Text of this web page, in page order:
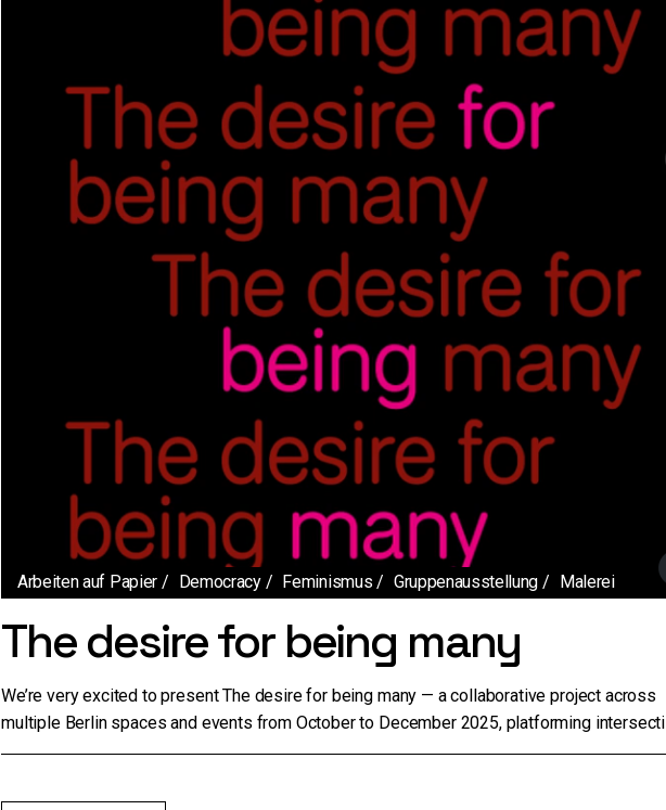
Arbeiten auf Papier Democracy Feminismus Gruppenausstellung Malerei
The desire for being many
We’re very excited to present The desire for being many — a collaborative project across
multiple Berlin spaces and events from October to December 2025, platforming intersecti